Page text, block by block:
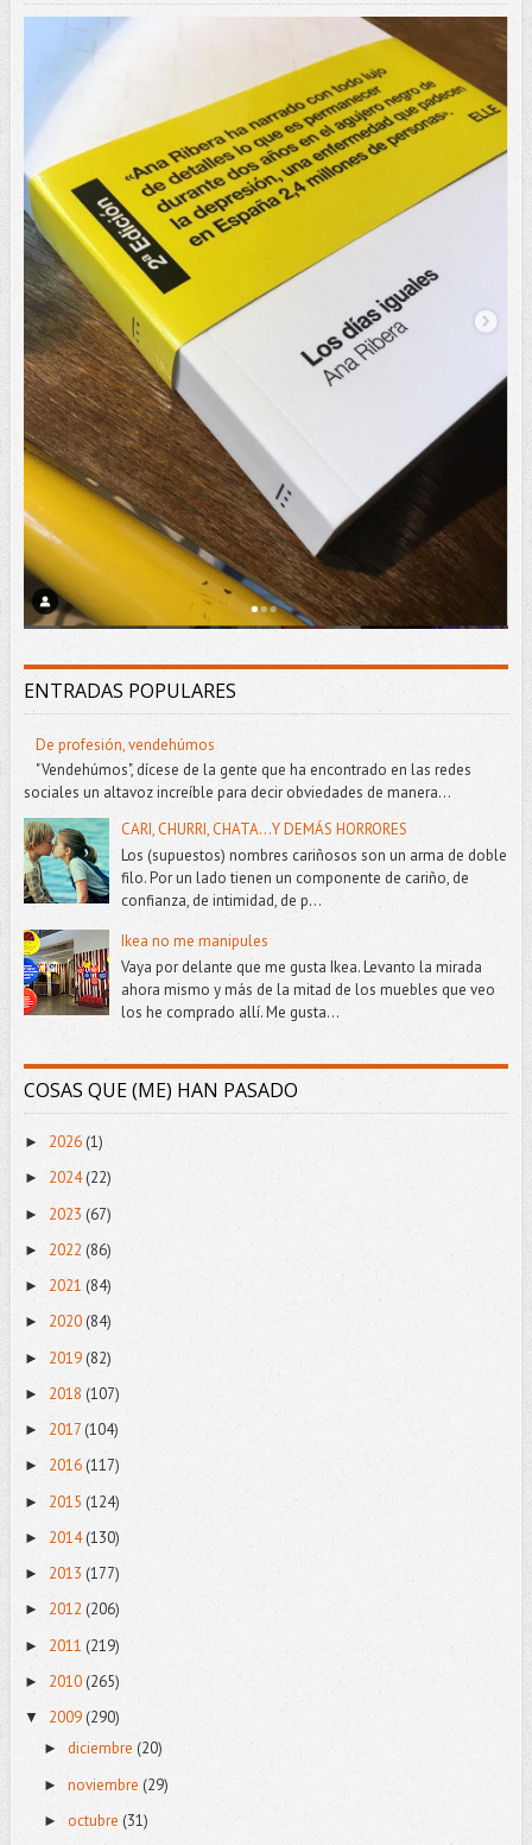
ENTRADAS POPULARES
De profesión, vendehúmos
"Vendehúmos", dícese de la gente que ha encontrado en las redes
sociales un altavoz increíble para decir obviedades de manera...
CARI, CHURRI, CHATA...Y DEMÁS HORRORES
Los (supuestos) nombres cariñosos son un arma de doble
filo. Por un lado tienen un componente de cariño, de
confianza, de intimidad, de p...
Ikea no me manipules
Vaya por delante que me gusta Ikea. Levanto la mirada
ahora mismo y más de la mitad de los muebles que veo
los he comprado allí. Me gusta...
COSAS QUE (ME) HAN PASADO
► 2026 (1)
► 2024(22)
► 2023 (67)
► 2022 (86)
► 2021 (84)
► 2020(84)
► 2019 (82)
► 2018 (107)
► 2017(104)
► 2016 (117)
► 2015 (124)
► 2014(130)
► 2013 (177)
► 2012 (206)
► 2011 (219)
► 2010(265)
▼ 2009 (290)
► diciembre (20)
► noviembre (29)
► octubre (31)